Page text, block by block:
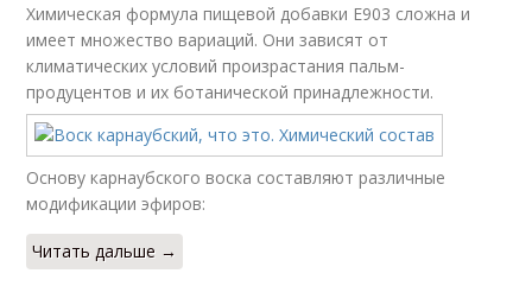
Химическая формула пищевой добавки Е903 сложна и
имеет множество вариаций. Они зависят от
климатических условий произрастания пальм-
продуцентов и их ботанической принадлежности.
Основу карнаубского воска составляют различные
модификации эфиров:
Читать дальше →